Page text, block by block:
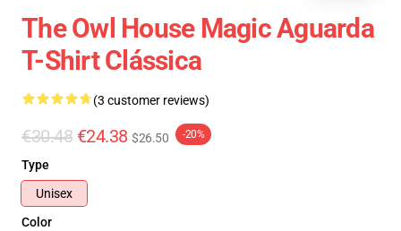
The Owl House Magic Aguarda
T-Shirt Clássica
(3 customer reviews)
€30.48 €24.38 $26.50 -20%
Type
Unisex
Color